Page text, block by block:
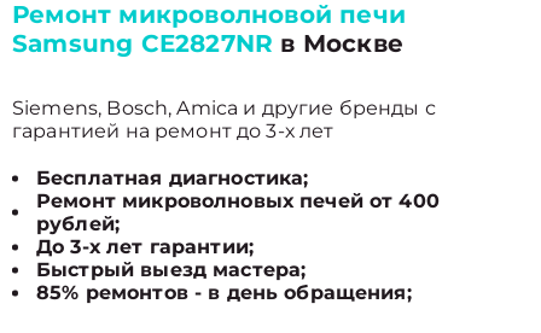
Ремонт микроволновой печи
Samsung CE2827NR в Москве
Siemens, Bosch, Amica и другие бренды с
гарантией на ремонт до 3-х лет
Бесплатная диагностика;
Ремонт микроволновых печей от 400
рублей;
До 3-х лет гарантии;
Быстрый выезд мастера;
85% ремонтов - в день обращения;